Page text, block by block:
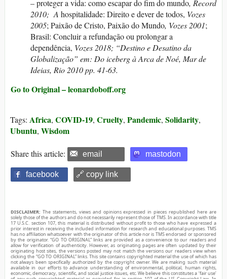
– proteger a vida: como escapar do fim do mundo, Record
2010; A hospitalidade: Direito e dever de todos, Vozes
2005; Paixão de Cristo, Paixão do Mundo, Vozes 2001;
Brasil: Concluir a refundação ou prolongar a
dependência, Vozes 2018; “Destino e Desatino da
Globalização” em: Do iceberg à Arca de Noé, Mar de
Ideias, Rio 2010 pp. 41-63.
Go to Original – leonardoboff.org
Tags: Africa, COVID-19, Cruelty, Pandemic, Solidarity,
Ubuntu, Wisdom
Share this article: email mastodon
facebook 🔗 copy link
DISCLAIMER: The statements, views and opinions expressed in pieces republished here are
solely those of the authors and do not necessarily represent those of TMS. In accordance with title
17 U.S.C. section 107, this material is distributed without profit to those who have expressed a
prior interest in receiving the included information for research and educational purposes. TMS
has no affiliation whatsoever with the originator of this article nor is TMS endorsed or sponsored
by the originator. “GO TO ORIGINAL” links are provided as a convenience to our readers and
allow for verification of authenticity. However, as originating pages are often updated by their
originating host sites, the versions posted may not match the versions our readers view when
clicking the “GO TO ORIGINAL” links. This site contains copyrighted material the use of which has
not always been specifically authorized by the copyright owner. We are making such material
available in our efforts to advance understanding of environmental, political, human rights,
economic, democracy, scientific, and social justice issues, etc. We believe this constitutes a ‘fair use’